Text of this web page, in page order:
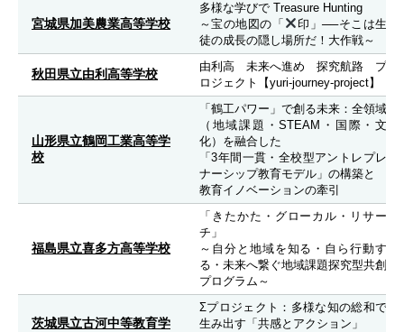
宮城県加美農業高等学校
多様な学びで Treasure Hunting
～宝の地図の「
印」──そこは生
徒の成長の隠し場所だ！大作戦～
秋田県立由利高等学校
由利高 未来へ進め 探究航路 プ
ロジェクト【yuri-journey-project】
山形県立鶴岡工業高等学
校
「鶴工パワー」で創る未来：全領域
（地域課題・STEAM・国際・文
化）を融合した
「3年間一貫・全校型アントレプレ
ナーシップ教育モデル」の構築と
教育イノベーションの牽引
福島県立喜多方高等学校
「きたかた・グローカル・リサー
チ」
～自分と地域を知る・自ら行動す
る・未来へ繋ぐ地域課題探究型共創
プログラム～
茨城県立古河中等教育学
Σプロジェクト：多様な知の総和で
生み出す「共感とアクション」